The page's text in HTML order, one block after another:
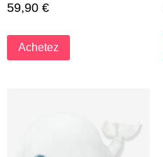
59,90 €
Achetez